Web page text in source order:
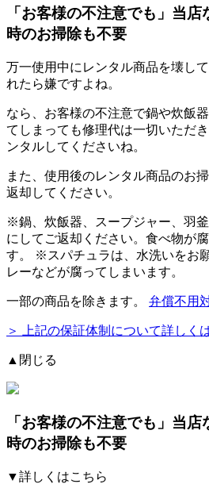
「お客様の不注意でも」 当店
時のお掃除も不要
万一使用中にレンタル商品を壊し
れたら嫌ですよね。
なら、お客様の不注意で鍋や炊飯
てしまっても修理代は一切いただ
ンタルしてくださいね。
また、使用後のレンタル商品のお
返却してください。
※鍋、炊飯器、スープジャー、羽
にしてご返却ください。食べ物が
す。 ※スパチュラは、水洗いをお
レーなどが腐ってしまいます。
一部の商品を除きます。 弁償不用
＞ 上記の保証体制について詳しく
▲閉じる
「お客様の不注意でも」 当店
時のお掃除も不要
▼詳しくはこちら